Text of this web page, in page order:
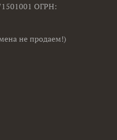
ОГРН:
не продаем!)